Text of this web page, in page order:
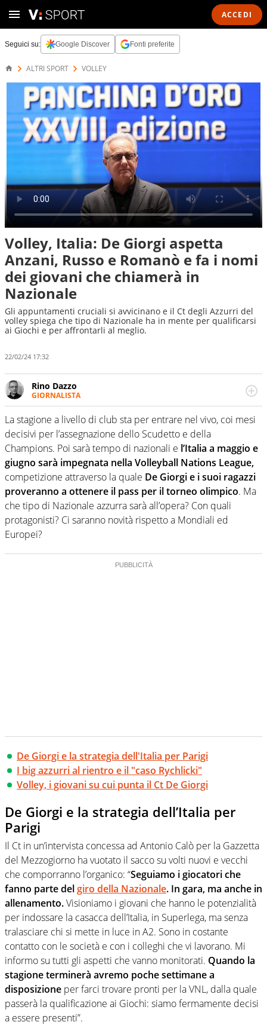
ACCEDI
Seguici su: Google Discover Fonti preferite
ALTRI SPORT VOLLEY
Volley, Italia: De Giorgi aspetta
Anzani, Russo e Romanò e fa i nomi
dei giovani che chiamerà in
Nazionale
Gli appuntamenti cruciali si avvicinano e il Ct degli Azzurri del
volley spiega che tipo di Nazionale ha in mente per qualificarsi
ai Giochi e per affrontarli al meglio.
22/02/24 17:32
Rino Dazzo
GIORNALISTA
Se mai ci fosse modo di traslare il glossario del calcio in
una nicchia di esperti, lui ne farebbe parte. Non si perde
una svista arbitrale né gli umori social del mondo delle
curve
La stagione a livello di club sta per entrare nel vivo, coi mesi
decisivi per l’assegnazione dello Scudetto e della
Champions. Poi sarà tempo di nazionali e l’Italia a maggio e
giugno sarà impegnata nella Volleyball Nations League,
competizione attraverso la quale De Giorgi e i suoi ragazzi
proveranno a ottenere il pass per il torneo olimpico. Ma
che tipo di Nazionale azzurra sarà all’opera? Con quali
protagonisti? Ci saranno novità rispetto a Mondiali ed
Europei?
De Giorgi e la strategia dell'Italia per Parigi
I big azzurri al rientro e il "caso Rychlicki"
Volley, i giovani su cui punta il Ct De Giorgi
De Giorgi e la strategia dell’Italia per
Parigi
Il Ct in un’intervista concessa ad Antonio Calò per la Gazzetta
del Mezzogiorno ha vuotato il sacco su volti nuovi e vecchi
che comporranno l’organico: “Seguiamo i giocatori che
fanno parte delgiro della Nazionale. In gara, ma anche in
allenamento.Visioniamo i giovani che hanno le potenzialità
per indossare la casacca dell’Italia, in Superlega, ma senza
tralasciare chi si mette in luce in A2. Sono in costante
contatto con le società e con i colleghi che vi lavorano. Mi
informo su tutti gli aspetti che vanno monitorati. Quando la
stagione terminerà avremo poche settimane a
disposizione per farci trovare pronti per la VNL, dalla quale
passerà la qualificazione ai Giochi: siamo fermamente decisi
a essere presenti”.